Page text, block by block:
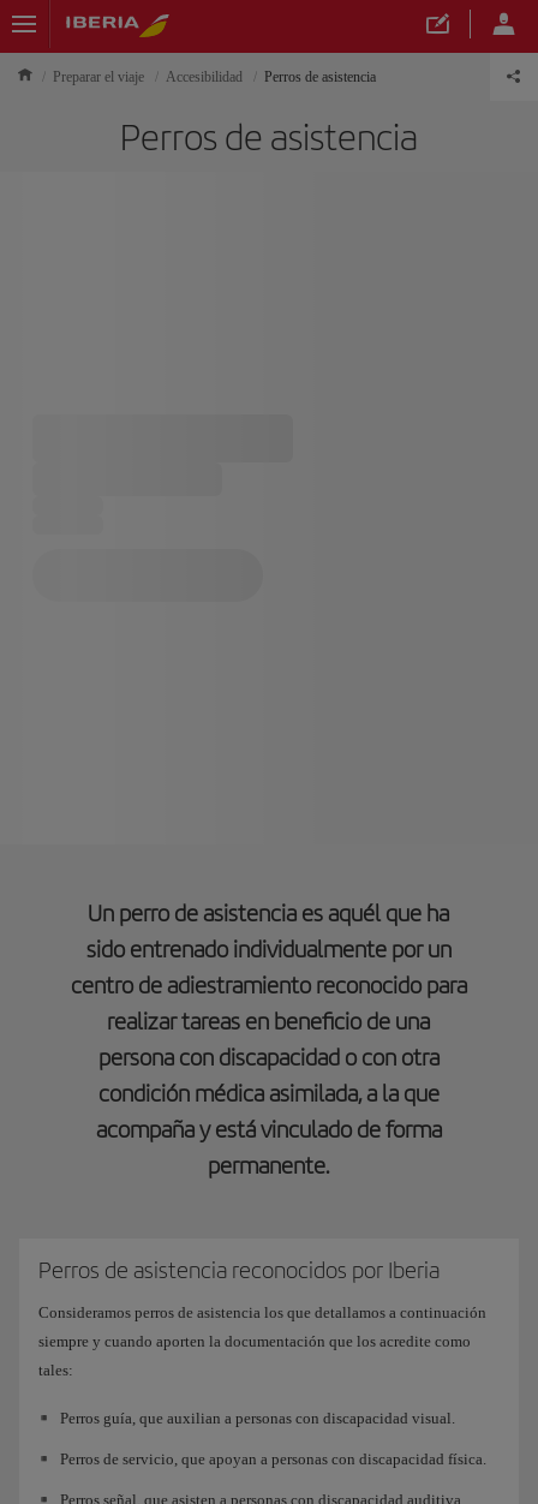
Preparar el viaje Accesibilidad Perros de asistencia
Perros de asistencia
Un perro de asistencia es aquél que ha
sido entrenado individualmente por un
centro de adiestramiento reconocido para
realizar tareas en beneficio de una
persona con discapacidad o con otra
condición médica asimilada, a la que
acompaña y está vinculado de forma
permanente.
Perros de asistencia reconocidos por Iberia
Consideramos perros de asistencia los que detallamos a continuación
siempre y cuando aporten la documentación que los acredite como
tales:
Perros guía, que auxilian a personas con discapacidad visual.
Perros de servicio, que apoyan a personas con discapacidad física.
Perros señal, que asisten a personas con discapacidad auditiva